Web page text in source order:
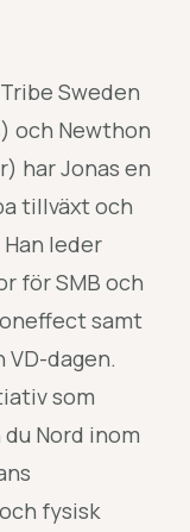
Sweden
och Newthon
har Jonas en
tillväxt och
leder
för SMB och
samt
dagen.
som
Nord inom
fysisk